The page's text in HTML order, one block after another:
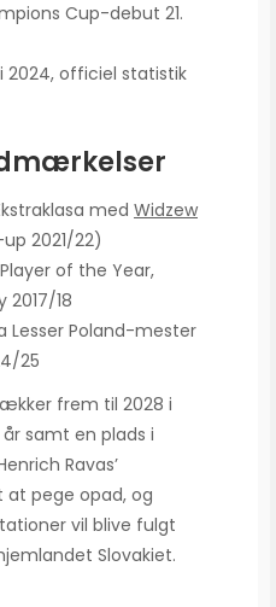
Cup-debut 21.
2024, officiel statistik
med Widzew
2021/22)
of the Year,
2017/18
Lesser Poland-mester
25
frem til 2028 i
samt en plads i
Ravas’
at pege opad, og
vil blive fulgt
Slovakiet.